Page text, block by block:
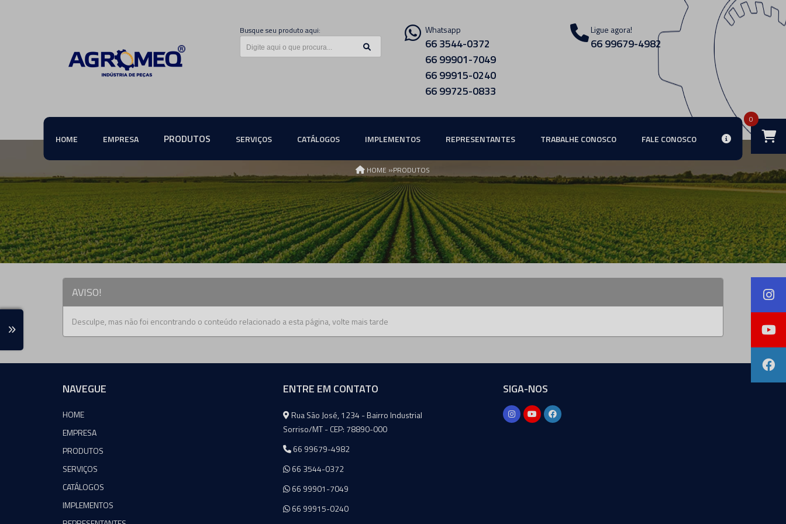
Busque seu produto aqui: Whatsapp
66 3544-0372
66 99901-7049
66 99915-0240
66 99725-0833
Ligue agora!
66 99679-4982
HOME EMPRESA PRODUTOS SERVIÇOS CATÁLOGOS IMPLEMENTOS REPRESENTANTES TRABALHE CONOSCO FALE CONOSCO
0
HOME »PRODUTOS
AVISO!
Desculpe, mas não foi encontrando o conteúdo relacionado a esta página, volte mais tarde
NAVEGUE
HOME
EMPRESA
PRODUTOS
SERVIÇOS
CATÁLOGOS
IMPLEMENTOS
ENTRE EM CONTATO
Agromeq
Rua São José, 1234 - Bairro Industrial
Sorriso/MT - CEP: 78890-000
66 99679-4982
66 3544-0372
66 99901-7049
66 99915-0240
SIGA-NOS